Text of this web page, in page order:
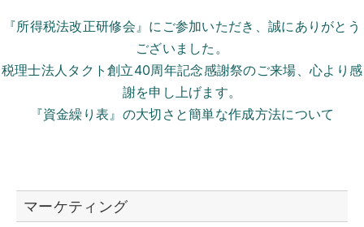
『所得税法改正研修会』にご参加いただき、誠にありがとう
ございました。
税理士法人タクト創立40周年記念感謝祭のご来場、心より感
謝を申し上げます。
『資金繰り表』の大切さと簡単な作成方法について
マーケティング